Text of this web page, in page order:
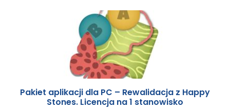
Pakiet aplikacji dla PC – Rewalidacja z Happy
Stones. Licencja na 1 stanowisko